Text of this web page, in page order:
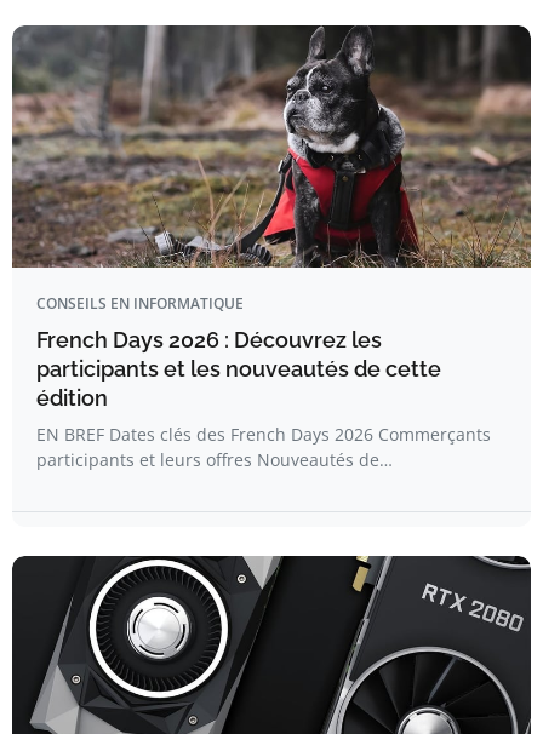
CONSEILS EN INFORMATIQUE
French Days 2026 : Découvrez les
participants et les nouveautés de cette
édition
EN BREF Dates clés des French Days 2026 Commerçants
participants et leurs offres Nouveautés de…